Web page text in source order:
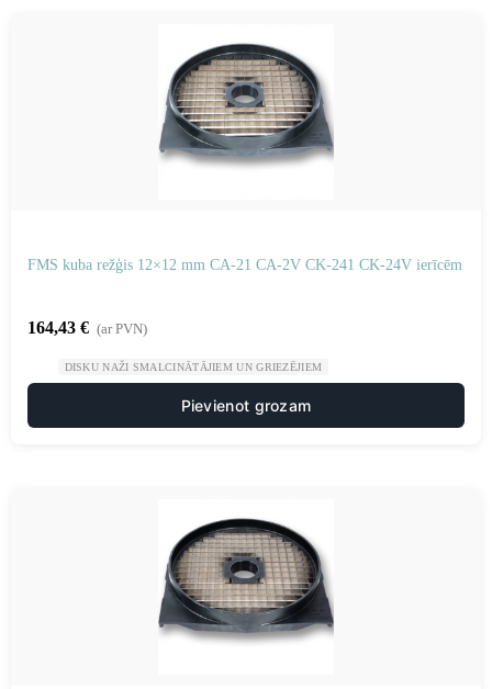
FMS kuba režģis 12×12 mm CA-21 CA-2V CK-241 CK-24V ierīcēm
164,43 € (ar PVN)
DISKU NAŽI SMALCINĀTĀJIEM UN GRIEZĒJIEM
Pievienot grozam